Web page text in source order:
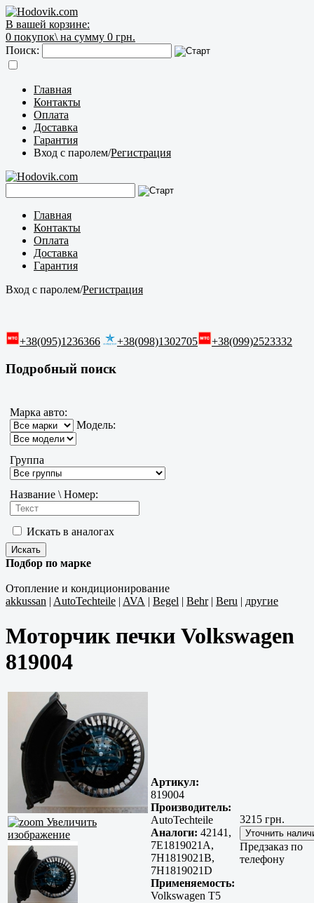
В вашей корзине:
0 покупок\ на сумму 0 грн.
Поиск:
Главная
Контакты
Оплата
Доставка
Гарантия
Вход с паролем/Регистрация
Главная
Контакты
Оплата
Доставка
Гарантия
Вход с паролем/Регистрация
+38(095)1236366 +38(098)1302705 +38(099)2523332
Подробный поиск
Марка авто:
Модель:
Группа
Название \ Номер:
Искать в аналогах
Подбор по марке
Отопление и кондиционирование
akkussan | AutoTechteile | AVA | Begel | Behr| Beru | другие
Моторчик печки Volkswagen
819004
Увеличить
изображение
Артикул:
819004
Производитель:
AutoTechteile
Аналоги: 42141,
7E1819021A,
7H1819021B,
7H1819021D
Применяемость:
Volkswagen T5
3215 грн.
Предзаказ по
телефону